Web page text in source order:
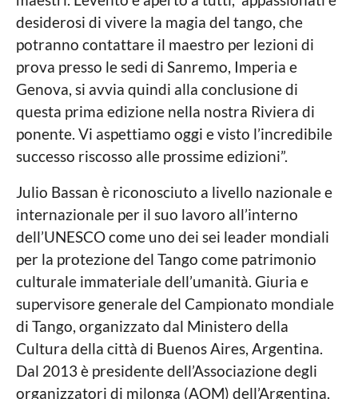
desiderosi di vivere la magia del tango, che
potranno contattare il maestro per lezioni di
prova presso le sedi di Sanremo, Imperia e
Genova, si avvia quindi alla conclusione di
questa prima edizione nella nostra Riviera di
ponente. Vi aspettiamo oggi e visto l’incredibile
successo riscosso alle prossime edizioni”.
Julio Bassan è riconosciuto a livello nazionale e
internazionale per il suo lavoro all’interno
dell’UNESCO come uno dei sei leader mondiali
per la protezione del Tango come patrimonio
culturale immateriale dell’umanità. Giuria e
supervisore generale del Campionato mondiale
di Tango, organizzato dal Ministero della
Cultura della città di Buenos Aires, Argentina.
Dal 2013 è presidente dell’Associazione degli
organizzatori di milonga (AOM) dell’Argentina.